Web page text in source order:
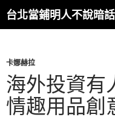
台北當鋪明人不說暗
搜
尋
容
卡娜赫拉
海外投資有
情趣用品創